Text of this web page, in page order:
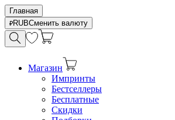
Главная
RUBСменить валюту
Магазин
Импринты
Бестселлеры
Бесплатные
Скидки